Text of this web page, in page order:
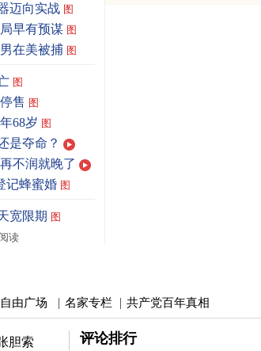
迈向实战 图
早有预谋 图
在美被捕 图
图
售 图
68岁 图
是夺命？
不润就晚了
记蜂蜜婚 图
宽限期 图
读
自由广场 | 名家专栏 | 共产党百年真相
胆索
评论排行